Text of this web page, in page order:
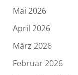
Mai 2026
April 2026
März 2026
Februar 2026